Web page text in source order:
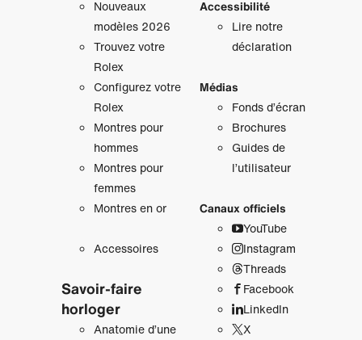
Nouveaux
modèles 2026
Trouvez votre
Rolex
Configurez votre
Rolex
Montres pour
hommes
Montres pour
femmes
Montres en or
Accessoires
Savoir‑faire
horloger
Anatomie d’une
Accessibilité
Lire notre
déclaration
Médias
Fonds d’écran
Brochures
Guides de
l’utilisateur
Canaux officiels
YouTube
Instagram
Threads
Facebook
LinkedIn
X